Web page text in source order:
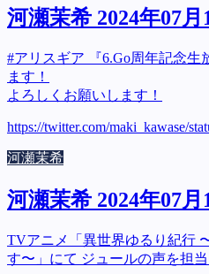
河瀬茉希 2024年07
#アリスギア 『6.Go周年記念生
ます！
よろしくお願いします！
https://twitter.com/maki_kawase/
河瀬茉希
河瀬茉希 2024年07
TVアニメ「異世界ゆるり紀行
す〜」にて ジュールの声を担